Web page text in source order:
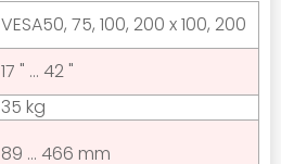
VESA50, 75, 100, 200 x 100, 200
17 " ... 42 "
35 kg
89 ... 466 mm